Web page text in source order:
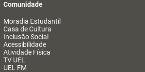
Comunidade
Moradia Estudantil
Casa de Cultura
Inclusão Social
Acessibilidade
Atividade Física
TV UEL
UEL FM